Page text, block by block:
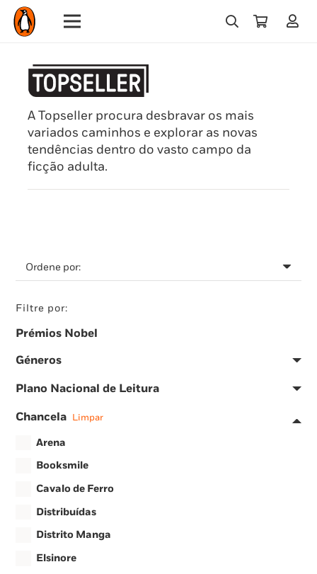
A Topseller procura desbravar os mais
variados caminhos e explorar as novas
tendências dentro do vasto campo da
ficção adulta.
Filtre por:
Prémios Nobel
Géneros
Plano Nacional de Leitura
Chancela Limpar
Arena
Booksmile
Cavalo de Ferro
Distribuídas
Distrito Manga
Elsinore